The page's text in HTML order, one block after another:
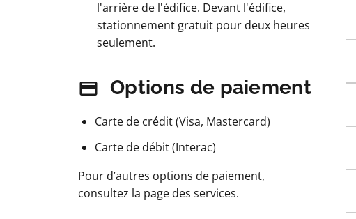
l'arrière de l'édifice. Devant l'édifice,
stationnement gratuit pour deux heures
seulement.
Options de paiement
Carte de crédit (Visa, Mastercard)
Carte de débit (Interac)
Pour d’autres options de paiement,
consultez la page des services.